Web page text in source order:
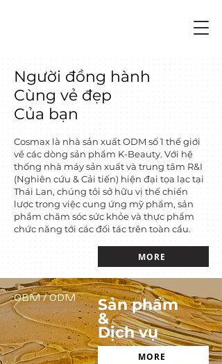
Người đồng hành
Cùng vẻ đẹp
Của bạn
Cosmax là nhà sản xuất ODM số 1 thế giới
về các dòng sản phẩm K-Beauty. Với hệ
thống nhà máy sản xuất và trung tâm R&I
(Nghiên cứu & Cải tiến) hiện đại tọa lạc tại
Thái Lan, chúng tôi sở hữu vị thế chiến
lược trong việc cung ứng mỹ phẩm, sản
phẩm chăm sóc sức khỏe và thực phẩm
chức năng tới các đối tác trên toàn cầu.
MORE
OBM / ODM Sản phẩm
&
Dịch vụ
MORE